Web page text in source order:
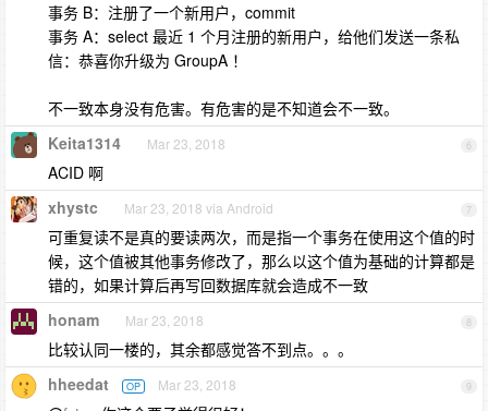
事务 B：注册了一个新用户，commit
事务 A：select 最近 1 个月注册的新用户，给他们发送一条私
信：恭喜你升级为 GroupA ！
不一致本身没有危害。有危害的是不知道会不一致。
6
Keita1314 Mar 23, 2018
ACID 啊
7
xhystc Mar 23, 2018 via Android
可重复读不是真的要读两次，而是指一个事务在使用这个值的时
候，这个值被其他事务修改了，那么以这个值为基础的计算都是
错的，如果计算后再写回数据库就会造成不一致
8
honam Mar 23, 2018
比较认同一楼的，其余都感觉答不到点。。。
9
hheedat OP Mar 23, 2018